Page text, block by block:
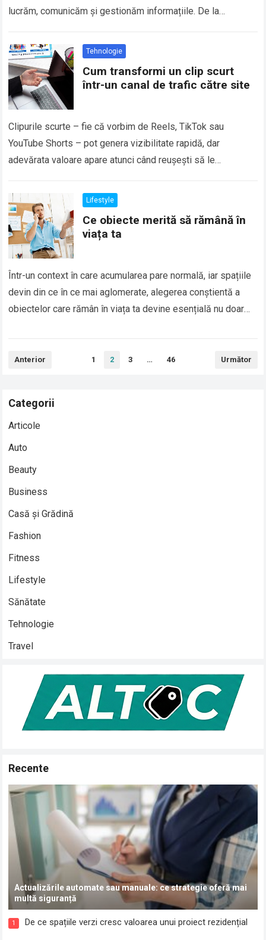
lucrăm, comunicăm și gestionăm informațiile. De la
deciziilor complexe,…Read more
Tehnologie
Cum transformi un clip scurt
într-un canal de trafic către site
Clipurile scurte – fie că vorbim de Reels, TikTok sau
YouTube Shorts – pot genera vizibilitate rapidă, dar
adevărata valoare apare atunci când reușești să le
Lifestyle
Ce obiecte merită să rămână în
viața ta
Într-un context în care acumularea pare normală, iar spațiile
devin din ce în ce mai aglomerate, alegerea conștientă a
obiectelor care rămân în viața ta devine esențială nu doar
Paginație
Anterior 1 2 3 … 46 Următor
Categorii
Articole
Auto
Beauty
Business
Casă și Grădină
Fashion
Fitness
Lifestyle
Sănătate
Tehnologie
Travel
Recente
Actualizările automate sau manuale: ce strategie oferă mai
multă siguranță
1 De ce spațiile verzi cresc valoarea unui proiect rezidențial